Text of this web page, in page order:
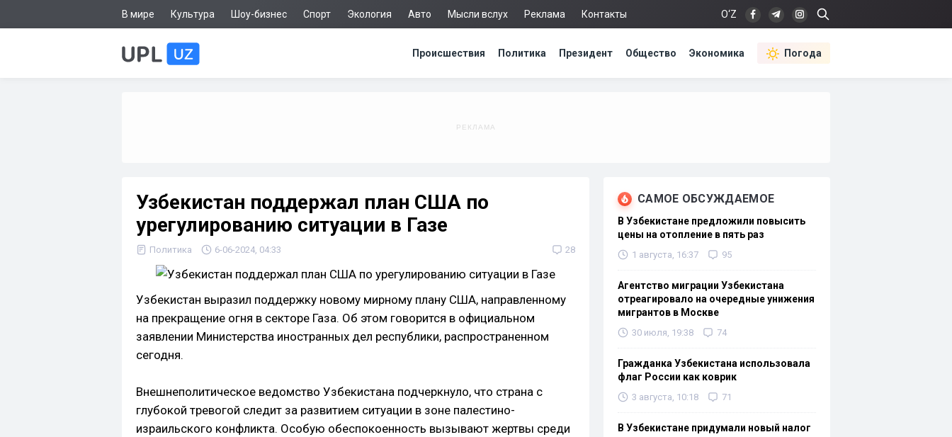
В мире Культура Шоу-бизнес Спорт Экология Авто Мысли вслух Реклама Контакты O‘Z
Происшествия Политика Президент Общество Экономика Погода
Узбекистан поддержал план США по
урегулированию ситуации в Газе
Политика 6-06-2024, 04:33 28
Узбекистан выразил поддержку новому мирному плану США, направленному
на прекращение огня в секторе Газа. Об этом говорится в официальном
заявлении Министерства иностранных дел республики, распространенном
сегодня.
Внешнеполитическое ведомство Узбекистана подчеркнуло, что страна с
глубокой тревогой следит за развитием ситуации в зоне палестино-
израильского конфликта. Особую обеспокоенность вызывают жертвы среди
САМОЕ ОБСУЖДАЕМОЕ
В Узбекистане предложили повысить
цены на отопление в пять раз
1 августа, 16:37 95
Агентство миграции Узбекистана
отреагировало на очередные унижения
мигрантов в Москве
30 июля, 19:38 74
Гражданка Узбекистана использовала
флаг России как коврик
3 августа, 10:18 71
В Узбекистане придумали новый налог